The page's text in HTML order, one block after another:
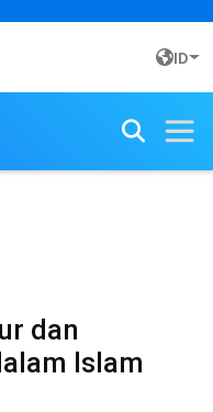
ID
dan
Islam